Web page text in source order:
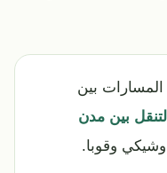
بين
التنقل بين مدن
وشيكي وقوبا.